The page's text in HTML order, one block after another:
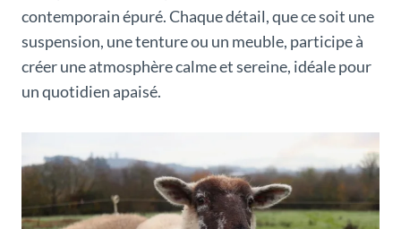
contemporain épuré. Chaque détail, que ce soit une
suspension, une tenture ou un meuble, participe à
créer une atmosphère calme et sereine, idéale pour
un quotidien apaisé.